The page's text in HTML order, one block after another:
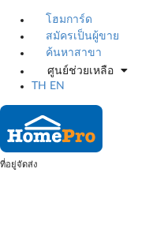
โฮมการ์ด
สมัครเป็นผู้ขาย
ค้นหาสาขา
ศูนย์ช่วยเหลือ
TH
EN
ที่อยู่จัดส่ง